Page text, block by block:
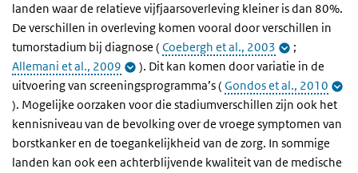
landen waar de relatieve vijfjaarsoverleving kleiner is dan 80%.
De verschillen in overleving komen vooral door verschillen in
tumorstadium bij diagnose ( Coebergh et al., 2003
;
Allemani et al., 2009
). Dit kan komen door variatie in de
uitvoering van screeningsprogramma’s ( Gondos et al., 2010
). Mogelijke oorzaken voor die stadiumverschillen zijn ook het
kennisniveau van de bevolking over de vroege symptomen van
borstkanker en de toegankelijkheid van de zorg. In sommige
landen kan ook een achterblijvende kwaliteit van de medische